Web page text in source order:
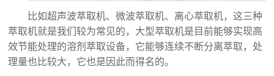
比如超声波萃取机、微波萃取机、离心萃取机，这三种
萃取机就是我们较为常见的，大型萃取机是目前能够实现高
效节能处理的溶剂萃取设备，它能够连续不断分离萃取，处
理量也比较大，它也是因此而得名的。